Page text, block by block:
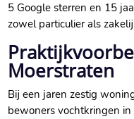
5 Google sterren en 15
zowel particulier als
Moerstraten
Bij een jaren zestig
bewoners vochtkringen